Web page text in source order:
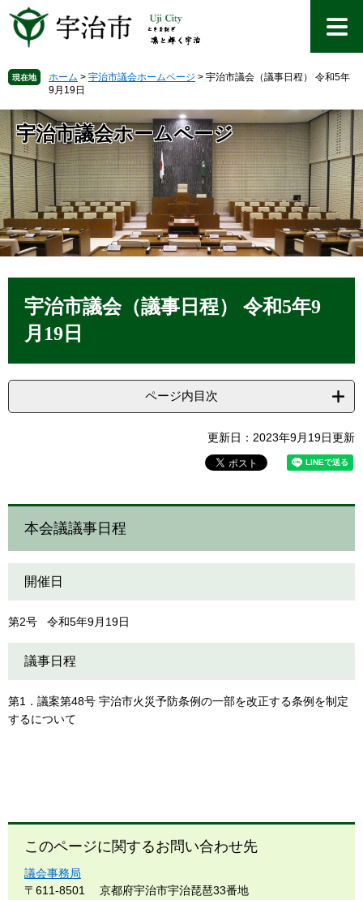
先
で
す
。
を
ば
し
て
本
文
へ
現在地 ホーム > 宇治市議会ホームページ > 宇治市議会（議事日程） 令和5年
9月19日
宇治市議会ホームページ
宇治市議会（議事日程） 令和5年9
月19日
ページ内目次
更新日：2023年9月19日更新
本会議議事日程
開催日
第2号 令和5年9月19日
議事日程
第1．議案第48号 宇治市火災予防条例の一部を改正する条例を制定
するについて
このページに関するお問い合わせ先
議会事務局
〒611-8501
京都府宇治市宇治琵琶33番地